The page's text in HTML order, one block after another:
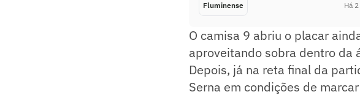
Fluminense Há
O camisa 9 abriu o placar
aproveitando sobra dentro da
Depois, já na reta final da
Serna em condições de